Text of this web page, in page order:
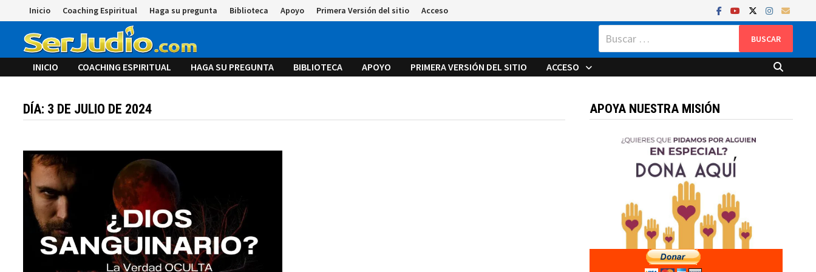
al
contenido
Inicio Coaching Espiritual Haga su pregunta Biblioteca Apoyo Primera Versión del sitio Acceso
Buscar:
INICIO COACHING ESPIRITUAL HAGA SU PREGUNTA BIBLIOTECA APOYO PRIMERA VERSIÓN DEL SITIO ACCESO
DÍA: 3 DE JULIO DE 2024 APOYA NUESTRA MISIÓN